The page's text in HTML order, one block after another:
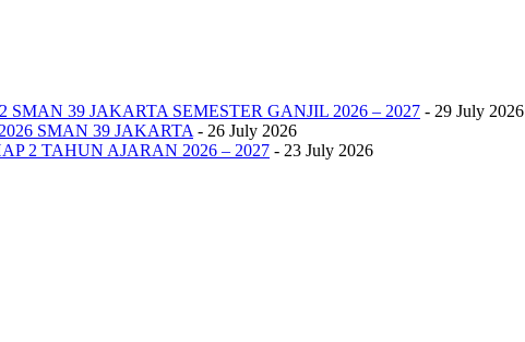
39 JAKARTA SEMESTER GANJIL 2026 – 2027 - 29 July 2026
SMAN 39 JAKARTA - 26 July 2026
2 TAHUN AJARAN 2026 – 2027 - 23 July 2026